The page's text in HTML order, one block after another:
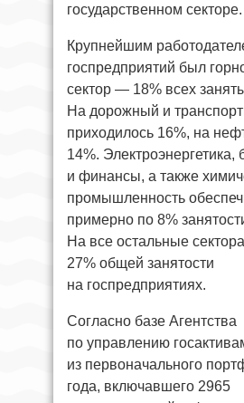
государственном секторе.
Крупнейшим
госпредприятий был
сектор — 18% всех
На дорожный и
приходилось 16%, на
14%. Электроэнергетика,
и финансы, а также
промышленность
примерно по 8%
На все остальные
27% общей занятости
на госпредприятиях.
Согласно базе Агентства
по управлению
из первоначального
года, включавшего 2965